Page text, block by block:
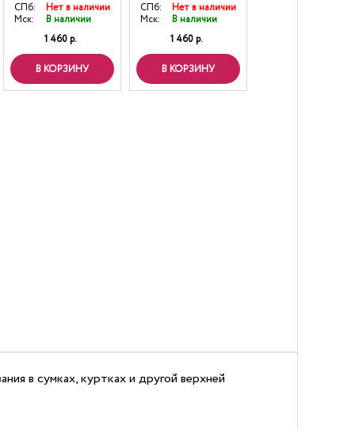
СПб:
Нет в наличии
Мск:
В наличии
1 460 р.
В КОРЗИНУ
СПб:
Нет в наличии
Мск:
В наличии
1 460 р.
В КОРЗИНУ
в сумках, куртках и другой верхней